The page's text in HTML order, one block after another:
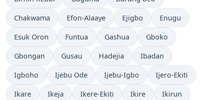
Chakwama Efon-Alaaye Ejigbo Enugu
Esuk Oron Funtua Gashua Gboko
Gbongan Gusau Hadejia Ibadan
Igboho Ijebu Ode Ijebu-Igbo Ijero-Ekiti
Ikare Ikeja Ikere-Ekiti Ikire Ikirun